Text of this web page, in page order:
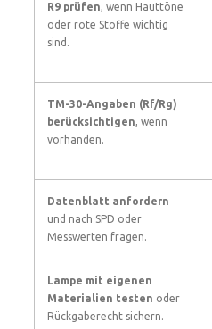
R9 prüfen, wenn Hauttöne
oder rote Stoffe wichtig
sind.
TM-30-Angaben (Rf/Rg)
berücksichtigen, wenn
vorhanden.
Datenblatt anfordern
und nach SPD oder
Messwerten fragen.
Lampe mit eigenen
Materialien testen oder
Rückgaberecht sichern.